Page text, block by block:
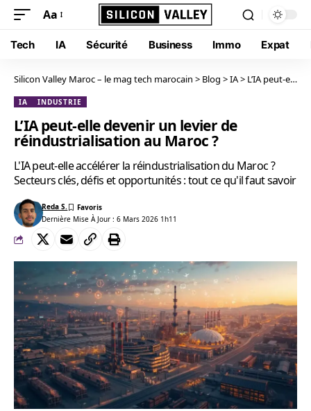
Aa
Tech IA Sécurité Business Immo Expat
Silicon Valley Maroc – le mag tech marocain > Blog >IA> L’IA peut-elle devenir un levier de réindustrialisation au Maroc ?
IA INDUSTRIE
L’IA peut-elle devenir un levier de
réindustrialisation au Maroc ?
L'IA peut-elle accélérer la réindustrialisation du Maroc ?
Secteurs clés, défis et opportunités : tout ce qu'il faut savoir
Dernière Mise À Jour : 6 Mars 2026 1h11
Reda S.